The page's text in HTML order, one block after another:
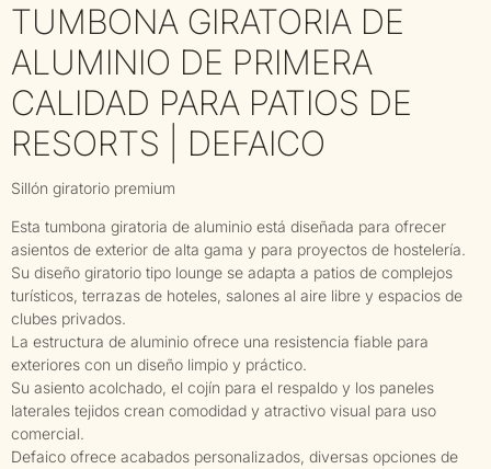
TUMBONA GIRATORIA DE
ALUMINIO DE PRIMERA
CALIDAD PARA PATIOS DE
RESORTS | DEFAICO
Sillón giratorio premium
Esta tumbona giratoria de aluminio está diseñada para ofrecer
asientos de exterior de alta gama y para proyectos de hostelería.
Su diseño giratorio tipo lounge se adapta a patios de complejos
turísticos, terrazas de hoteles, salones al aire libre y espacios de
clubes privados.
La estructura de aluminio ofrece una resistencia fiable para
exteriores con un diseño limpio y práctico.
Su asiento acolchado, el cojín para el respaldo y los paneles
laterales tejidos crean comodidad y atractivo visual para uso
comercial.
Defaico ofrece acabados personalizados, diversas opciones de